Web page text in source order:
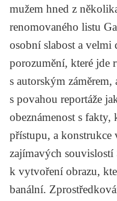
mužem hned z
renomovaného listu
osobní slabost a velmi
porozumění, které jde
s autorským
s povahou reportáže
obeznámenost s
přístupu, a konstrukce
zajímavých souvislostí
k vytvoření obrazu,
banální.